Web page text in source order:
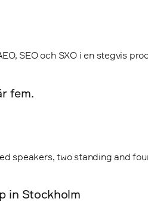
fem.
in Stockholm